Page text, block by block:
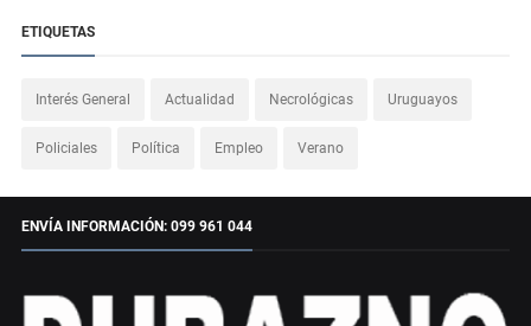
ETIQUETAS
Interés General Actualidad Necrológicas Uruguayos
Policiales Política Empleo Verano
ENVÍA INFORMACIÓN: 099 961 044